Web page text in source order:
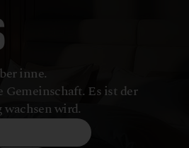
inne.
Gemeinschaft. Es ist der
wird.